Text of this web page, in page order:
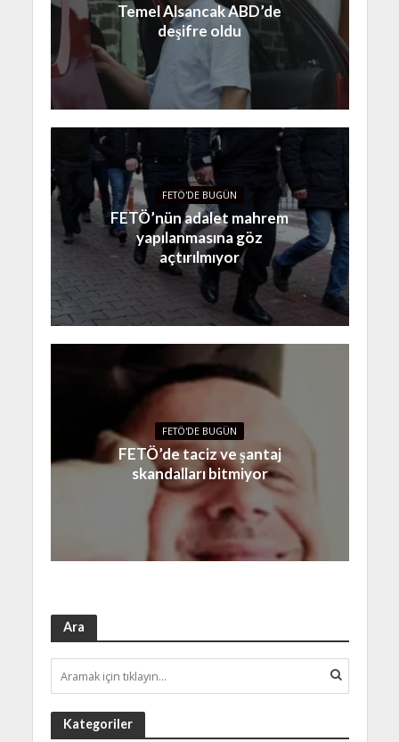
Temel Alsancak ABD’de
deşifre oldu
FETÖ'DE BUGÜN
FETÖ’nün adalet mahrem
yapılanmasına göz
açtırılmıyor
FETÖ'DE BUGÜN
FETÖ’de taciz ve şantaj
skandalları bitmiyor
Ara
Kategoriler